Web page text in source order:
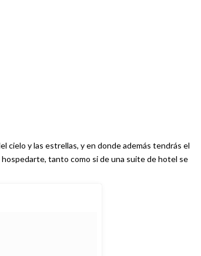
cielo y las estrellas, y en donde además tendrás el
tanto como si de una suite de hotel se